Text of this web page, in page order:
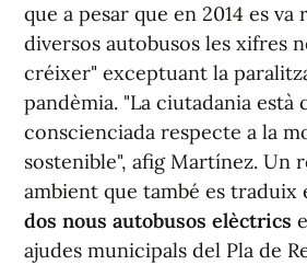
que a pesar que en 2014 es
diversos autobusos les xifres
créixer" exceptuant la
pandèmia. "La ciutadania està
conscienciada respecte a la
sostenible", afig Martínez. Un
ambient que també es traduix
dos nous autobusos elèctrics
ajudes municipals del Pla de